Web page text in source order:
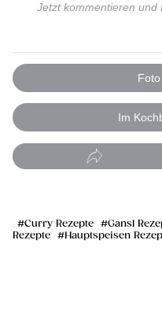
Jetzt kommentieren und
Im
Curry Rezepte Gansl
Rezepte
Hauptspeisen